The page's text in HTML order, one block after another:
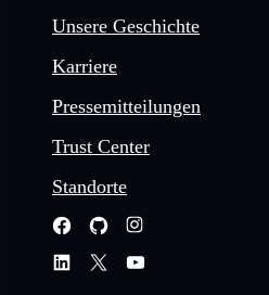
Unsere Geschichte
Karriere
Pressemitteilungen
Trust Center
Standorte